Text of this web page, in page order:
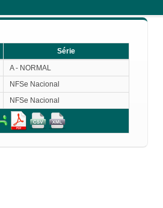
Série
A - NORMAL
NFSe Nacional
NFSe Nacional